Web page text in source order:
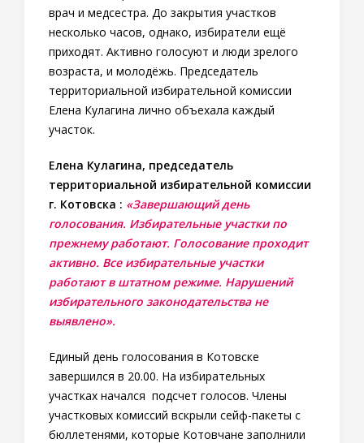
врач и медсестра. До закрытия участков
несколько часов, однако, избиратели ещё
приходят. Активно голосуют и люди зрелого
возраста, и молодёжь. Председатель
территориальной избирательной комиссии
Елена Кулагина лично объехала каждый
участок.
Елена Кулагина, председатель
территориальной избирательной комиссии
г. Котовска : «Завершающий день
голосования. Избирательные участки по
прежнему работают. Голосование проходит
активно. Все избирательные участки
работают в штатном режиме. Нарушений
избирательного законодательства не
выявлено».
Единый день голосования в Котовске
завершился в 20.00. На избирательных
участках начался подсчет голосов. Члены
участковых комиссий вскрыли сейф-пакеты с
бюллетенями, которые Котовчане заполнили